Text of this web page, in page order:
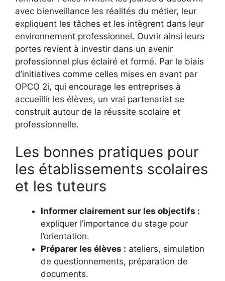
avec bienveillance les réalités du métier, leur
expliquent les tâches et les intègrent dans leur
environnement professionnel. Ouvrir ainsi leurs
portes revient à investir dans un avenir
professionnel plus éclairé et formé. Par le biais
d’initiatives comme celles mises en avant par
OPCO 2i, qui encourage les entreprises à
accueillir les élèves, un vrai partenariat se
construit autour de la réussite scolaire et
professionnelle.
Les bonnes pratiques pour
les établissements scolaires
et les tuteurs
Informer clairement sur les objectifs :
expliquer l’importance du stage pour
l’orientation.
Préparer les élèves : ateliers, simulation
de questionnements, préparation de
documents.